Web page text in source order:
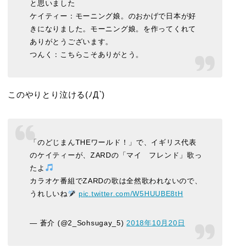
と思いました
ケイティー：モーニング娘。のおかげで日本が好
きになりました。モーニング娘。を作ってくれて
ありがとうございます。
つんく：こちらこそありがとう。
このやりとり泣ける(ﾉД`)
「のどじまんTHEワールド！」で、イギリス代表
のケイティーが、ZARDの「マイ フレンド」歌っ
たよ
カラオケ番組でZARDの歌は全然歌われないので、
うれしいね
pic.twitter.com/W5HUUBE8tH
— 蒼介 (@2_Sohsugay_5)2018年10月20日